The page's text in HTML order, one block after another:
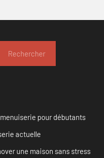
Rechercher
pour débutants
actuelle
une maison sans stress